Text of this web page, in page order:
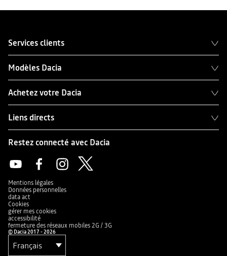
Services clients
Modèles Dacia
Achetez votre Dacia
Liens directs
Restez connecté avec Dacia
Mentions légales
Données personnelles
data act
Cookies
gérer mes cookies
accessibilité
fermeture des réseaux mobiles 2G / 3G
© Dacia 2017 - 2026